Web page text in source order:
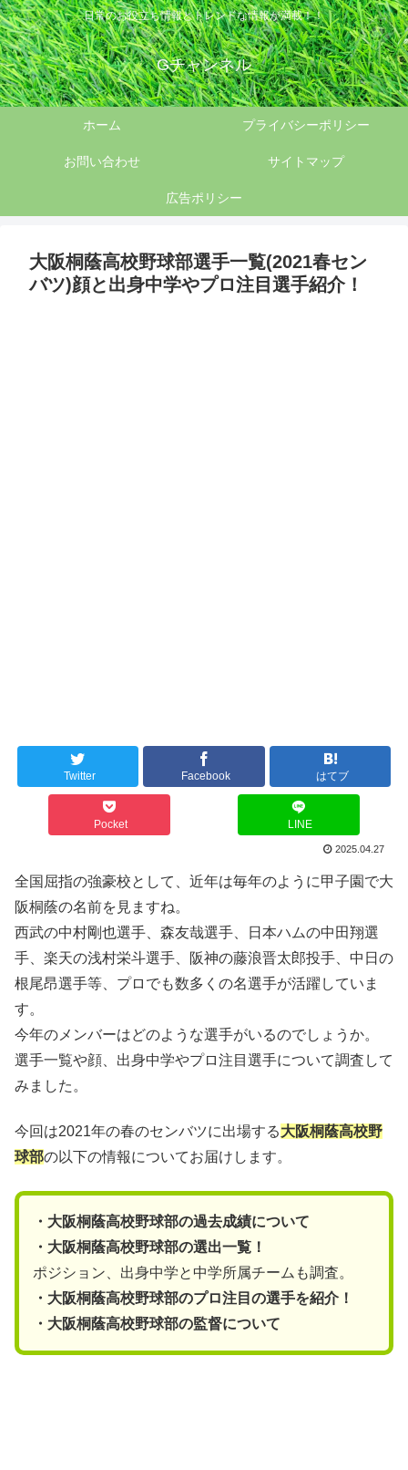
日常のお役立ち情報とトレンドな情報が満載！！
Gチャンネル
ホーム プライバシーポリシー
お問い合わせ サイトマップ
広告ポリシー
大阪桐蔭高校野球部選手一覧(2021春セン
バツ)顔と出身中学やプロ注目選手紹介！
Twitter Facebook はてブ
Pocket LINE
2025.04.27
全国屈指の強豪校として、近年は毎年のように甲子園で大
阪桐蔭の名前を見ますね。
西武の中村剛也選手、森友哉選手、日本ハムの中田翔選
手、楽天の浅村栄斗選手、阪神の藤浪晋太郎投手、中日の
根尾昂選手等、プロでも数多くの名選手が活躍していま
す。
今年のメンバーはどのような選手がいるのでしょうか。
選手一覧や顔、出身中学やプロ注目選手について調査して
みました。
今回は2021年の春のセンバツに出場する大阪桐蔭高校野
球部の以下の情報についてお届けします。
・大阪桐蔭高校野球部の過去成績について
・大阪桐蔭高校野球部の選出一覧！
ポジション、出身中学と中学所属チームも調査。
・大阪桐蔭高校野球部のプロ注目の選手を紹介！
・大阪桐蔭高校野球部の監督について